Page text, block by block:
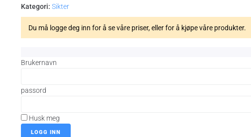
Kategori: Sikter
Du må logge deg inn for å se våre priser, eller for å kjøpe våre produkter.
Brukernavn
passord
Husk meg